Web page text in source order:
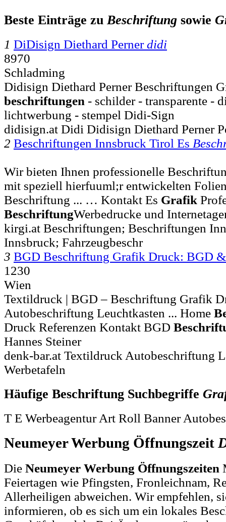
Beste Einträge zuBeschriftung sowie
1 DiDisign Diethard Pernerdidi
8970
Schladming
Didisign Diethard Perner Beschriftungen
beschriftungen - schilder - transparente -
lichtwerbung - stempel Didi-Sign
didisign.at Didi Didisign Diethard Perner
2 Beschriftungen Innsbruck Tirol Es
Wir bieten Ihnen professionelle
mit speziell hierfuuml;r entwickelten
Beschriftung ... … Kontakt Es Grafik
BeschriftungWerbedrucke und
kirgi.at Beschriftungen; Beschriftungen
Innsbruck; Fahrzeugbeschr
3 BGD Beschriftung Grafik Druck: BGD
1230
Wien
Textildruck | BGD – Beschriftung Grafik
Autobeschriftung Leuchtkasten ... Home
Druck Referenzen Kontakt BGD
Hannes Steiner
denk-bar.at Textildruck Autobeschriftung
Werbetafeln
Häufige Beschriftung Suchbegriffe
T E Werbeagentur Art Roll Banner
Neumeyer Werbung Öffnungszeit
Die Neumeyer Werbung Öffnungszeiten
Feiertagen wie Pfingsten, Fronleichnam,
Allerheiligen abweichen. Wir empfehlen,
informieren, ob es sich um ein lokales